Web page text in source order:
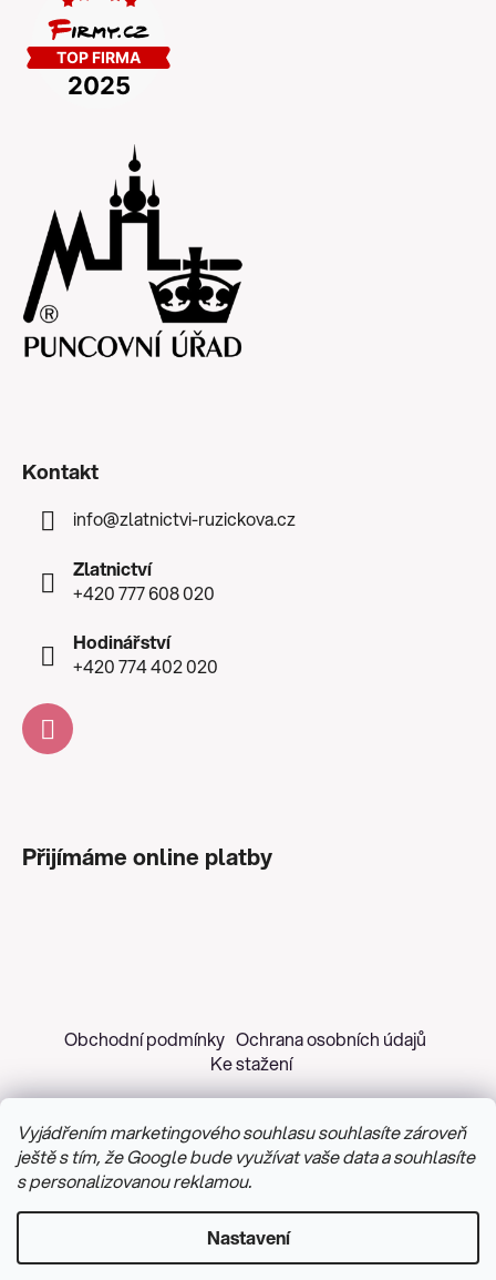
Vyjádřením marketingového souhlasu souhlasíte zároveň
ještě s tím, že Google bude využívat vaše data a souhlasíte
s personalizovanou reklamou.
Nastavení
Kontakt
info@zlatnictvi-ruzickova.cz
Zlatnictví
+420 777 608 020
Hodinářství
+420 774 402 020
Přijímáme online platby
Obchodní podmínky Ochrana osobních údajů
Ke stažení
Vytvořil Shoptet&PekneWeby
Upravit nastavení cookies